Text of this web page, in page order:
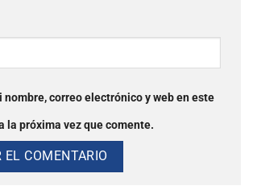
nombre, correo electrónico y web en este
la próxima vez que comente.